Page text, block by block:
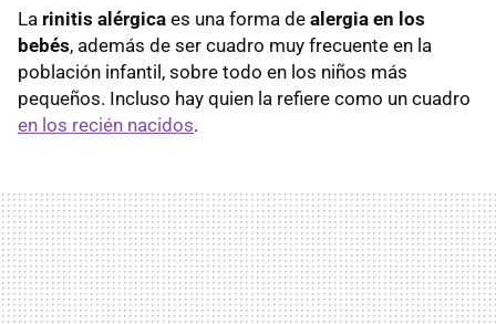
La rinitis alérgica es una forma de alergia en los
bebés, además de ser cuadro muy frecuente en la
población infantil, sobre todo en los niños más
pequeños. Incluso hay quien la refiere como un cuadro
en los recién nacidos.